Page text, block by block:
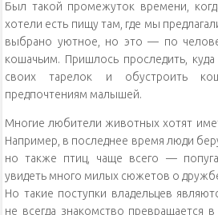
Был такой промежуток времени,
хотели есть пищу там, где мы
выбрано уютное, но это — по
кошачьим. Пришлось проследить,
своих тарелок и обустроить
предпочтениям малышей.
Многие любители животных хотят
Например, в последнее время люди
но также птиц, чаще всего —
увидеть много милых сюжетов о
Но такие поступки владельцев
не всегда знакомство